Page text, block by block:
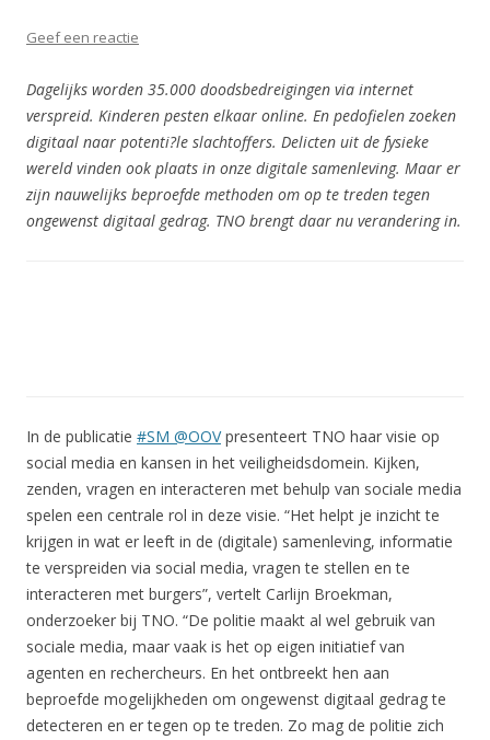
Geef een reactie
Dagelijks worden 35.000 doodsbedreigingen via internet
verspreid. Kinderen pesten elkaar online. En pedofielen zoeken
digitaal naar potenti?le slachtoffers. Delicten uit de fysieke
wereld vinden ook plaats in onze digitale samenleving. Maar er
zijn nauwelijks beproefde methoden om op te treden tegen
ongewenst digitaal gedrag. TNO brengt daar nu verandering in.
In de publicatie #SM @OOVpresenteert TNO haar visie op
social media en kansen in het veiligheidsdomein. Kijken,
zenden, vragen en interacteren met behulp van sociale media
spelen een centrale rol in deze visie. “Het helpt je inzicht te
krijgen in wat er leeft in de (digitale) samenleving, informatie
te verspreiden via social media, vragen te stellen en te
interacteren met burgers”, vertelt Carlijn Broekman,
onderzoeker bij TNO. “De politie maakt al wel gebruik van
sociale media, maar vaak is het op eigen initiatief van
agenten en rechercheurs. En het ontbreekt hen aan
beproefde mogelijkheden om ongewenst digitaal gedrag te
detecteren en er tegen op te treden. Zo mag de politie zich